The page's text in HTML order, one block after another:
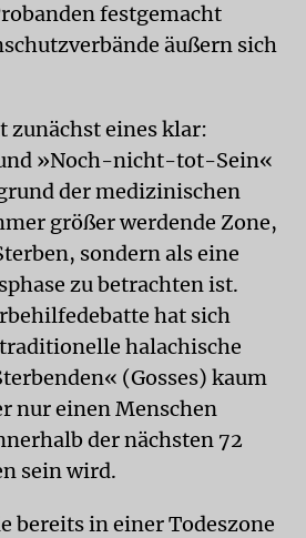
festgemacht
äußern sich
zunächst eines klar:
»Noch-nicht-tot-Sein«
der medizinischen
größer werdende Zone,
sondern als eine
zu betrachten ist.
hat sich
halachische
(Gosses) kaum
nur einen Menschen
der nächsten 72
sein wird.
bereits in einer Todeszone